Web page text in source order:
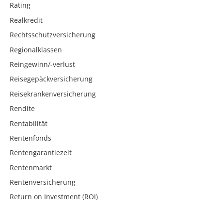
Rating
Realkredit
Rechtsschutzversicherung
Regionalklassen
Reingewinn/-verlust
Reisegepäckversicherung
Reisekrankenversicherung
Rendite
Rentabilität
Rentenfonds
Rentengarantiezeit
Rentenmarkt
Rentenversicherung
Return on Investment (ROI)